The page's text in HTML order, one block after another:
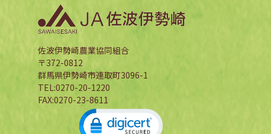
佐波伊勢崎農業協同組合
〒372-0812
群馬県伊勢崎市連取町3096-1
TEL:0270-20-1220
FAX:0270-23-8611
Click to open certificate verification